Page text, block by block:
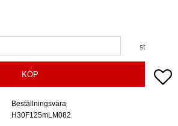
st
KÖP
Beställningsvara
H30F125mLM082